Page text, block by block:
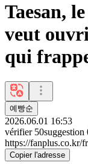
Taesan,
veut
qui
예빵순
2026.06.01 16:53
vérifier 50suggestion
https://fanplus.co.kr/
Copier l'adresse